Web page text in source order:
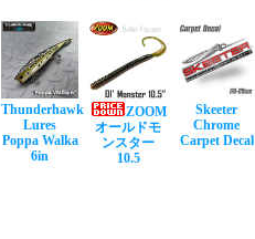
Thunderhawk
Lures
Poppa Walka
6in
ZOOM
オールドモ
ンスター
10.5
Skeeter
Chrome
Carpet Decal